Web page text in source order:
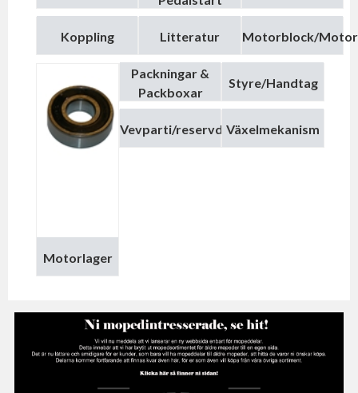
Koppling Litteratur Motorblock/
Motorlager
Packningar &
Packboxar
Styre/Handtag
Vevparti/reservdelarVäxelmekanism